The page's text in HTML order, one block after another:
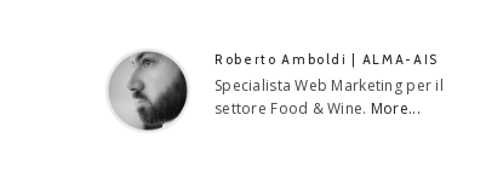
Roberto Amboldi | ALMA-AIS
Specialista Web Marketing per il
settore Food & Wine. More...